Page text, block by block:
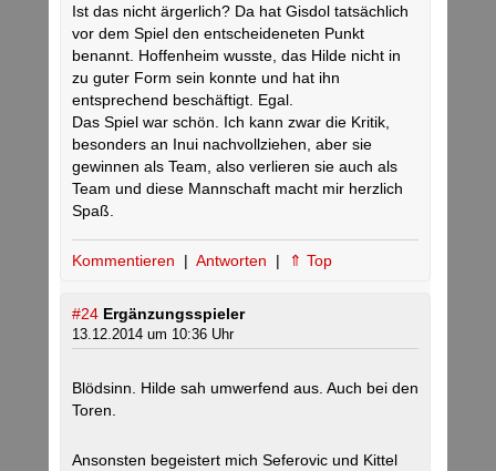
Ist das nicht ärgerlich? Da hat Gisdol tatsächlich
vor dem Spiel den entscheideneten Punkt
benannt. Hoffenheim wusste, das Hilde nicht in
zu guter Form sein konnte und hat ihn
entsprechend beschäftigt. Egal.
Das Spiel war schön. Ich kann zwar die Kritik,
besonders an Inui nachvollziehen, aber sie
gewinnen als Team, also verlieren sie auch als
Team und diese Mannschaft macht mir herzlich
Spaß.
Kommentieren | Antworten | ⇑ Top
#24 Ergänzungsspieler
13.12.2014 um 10:36 Uhr
Blödsinn. Hilde sah umwerfend aus. Auch bei den
Toren.
Ansonsten begeistert mich Seferovic und Kittel